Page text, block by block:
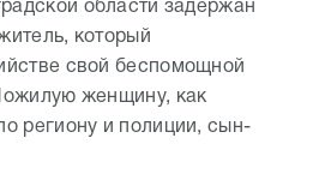
области задержан
который
свой беспомощной
женщину, как
региону и полиции, сын-